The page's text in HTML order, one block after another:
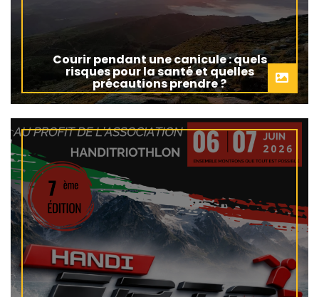
Courir pendant une canicule : quels
risques pour la santé et quelles
précautions prendre ?